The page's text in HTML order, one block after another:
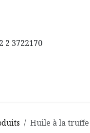
2 3722170
Huile à la